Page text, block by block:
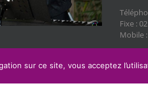
Fixe :
Mobile
sur ce site, vous acceptez